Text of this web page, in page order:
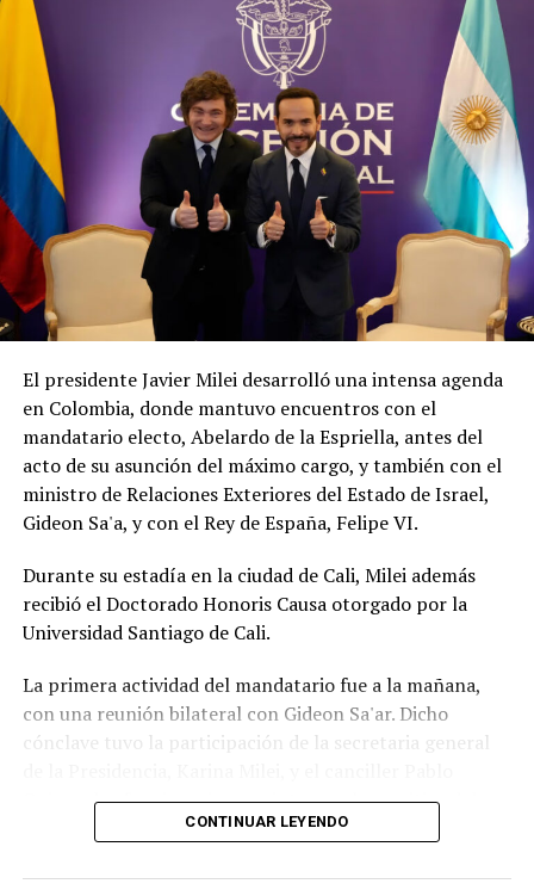
El presidente Javier Milei desarrolló una intensa agenda
en Colombia, donde mantuvo encuentros con el
mandatario electo, Abelardo de la Espriella, antes del
acto de su asunción del máximo cargo, y también con el
ministro de Relaciones Exteriores del Estado de Israel,
Gideon Sa'a, y con el Rey de España, Felipe VI.
Durante su estadía en la ciudad de Cali, Milei además
recibió el Doctorado Honoris Causa otorgado por la
Universidad Santiago de Cali.
La primera actividad del mandatario fue a la mañana,
con una reunión bilateral con Gideon Sa'ar. Dicho
cónclave tuvo la participación de la secretaria general
Quirno, los funcionarios que integran la comitiva del
Gobierno en esta gira internacional que tuvo una
CONTINUAR LEYENDO